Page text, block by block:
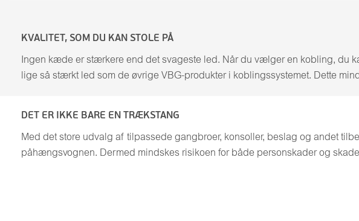
KVALITET, SOM DU KAN STOLE PÅ
Ingen kæde er stærkere end det svageste led. Når du vælger en kobling, du
lige så stærkt led som de øvrige VBG-produkter i koblingssystemet. Dette
DET ER IKKE BARE EN TRÆKSTANG
Med det store udvalg af tilpassede gangbroer, konsoller, beslag og andet
påhængsvognen. Dermed mindskes risikoen for både personskader og